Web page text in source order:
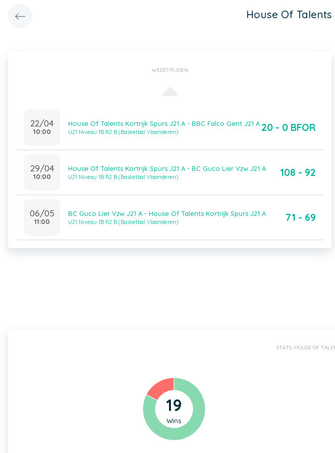
House Of
WEDSTRIJDEN
22/04
10:00
House Of Talents Kortrijk Spurs J21 A - BBC Falco Gent J21 A
U21 Niveau 1B R2 B (Basketbal Vlaanderen) 20 - 0 BFOR
29/04
10:00
House Of Talents Kortrijk Spurs J21 A - BC Guco Lier Vzw J21 A
U21 Niveau 1B R2 B (Basketbal Vlaanderen) 108 - 92
06/05
11:00
BC Guco Lier Vzw J21 A - House Of Talents Kortrijk Spurs J21 A
U21 Niveau 1B R2 B (Basketbal Vlaanderen) 71 - 69
STATS: HOUSE OF
19
Wins